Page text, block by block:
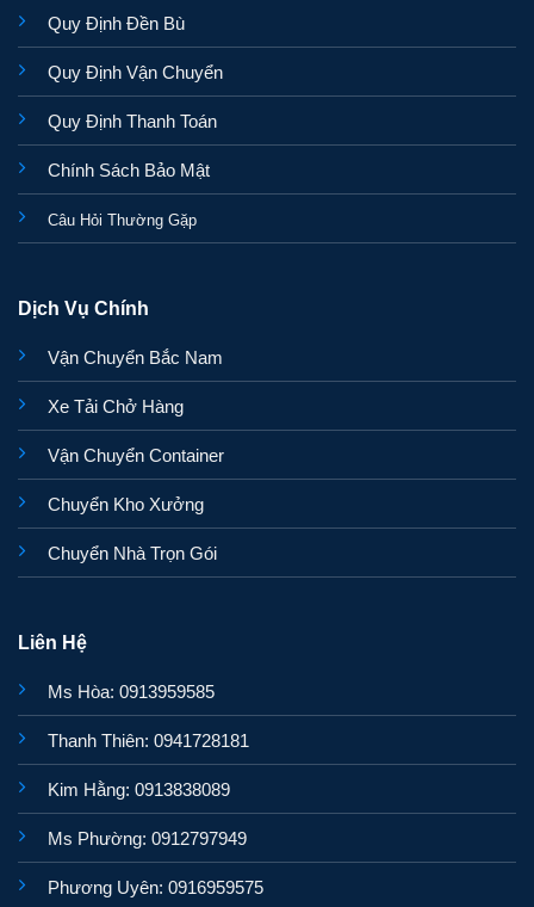
Quy Định Đền Bù
Quy Định Vận Chuyển
Quy Định Thanh Toán
Chính Sách Bảo Mật
Câu Hỏi Thường Gặp
Dịch Vụ Chính
Vận Chuyển Bắc Nam
Xe Tải Chở Hàng
Vận Chuyển Container
Chuyển Kho Xưởng
Chuyển Nhà Trọn Gói
Liên Hệ
Ms Hòa: 0913959585
Thanh Thiên: 0941728181
Kim Hằng: 0913838089
Ms Phường: 0912797949
Phương Uyên: 0916959575